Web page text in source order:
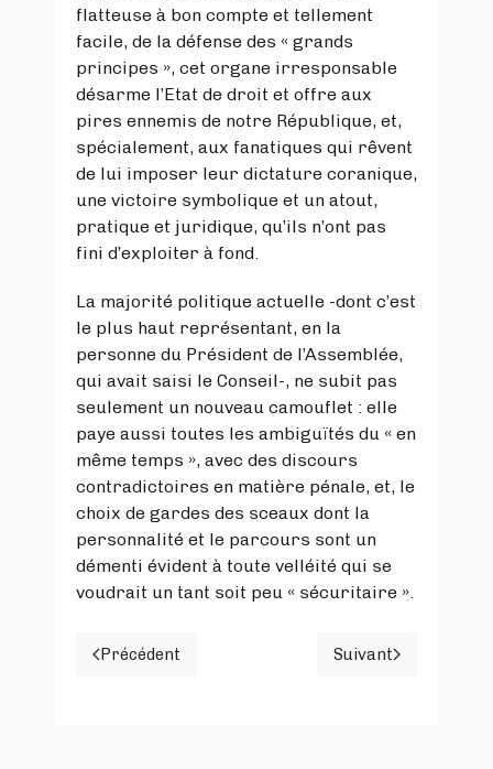
flatteuse à bon compte et tellement
facile, de la défense des « grands
principes », cet organe irresponsable
désarme l’Etat de droit et offre aux
pires ennemis de notre République, et,
spécialement, aux fanatiques qui rêvent
de lui imposer leur dictature coranique,
une victoire symbolique et un atout,
pratique et juridique, qu’ils n’ont pas
fini d’exploiter à fond.
La majorité politique actuelle -dont c’est
le plus haut représentant, en la
personne du Président de l’Assemblée,
qui avait saisi le Conseil-, ne subit pas
seulement un nouveau camouflet : elle
paye aussi toutes les ambiguïtés du « en
même temps », avec des discours
contradictoires en matière pénale, et, le
choix de gardes des sceaux dont la
personnalité et le parcours sont un
démenti évident à toute velléité qui se
voudrait un tant soit peu « sécuritaire ».
Article précédent : UN « BAVARD » BIEN
Précédent
Article suivant :
Suivant